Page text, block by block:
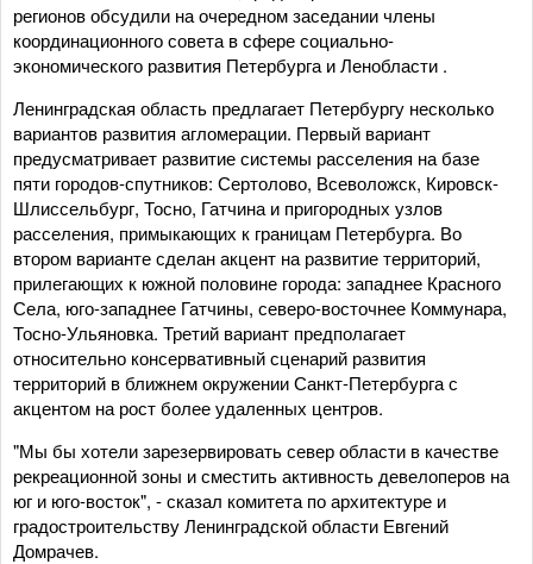
регионов обсудили на очередном заседании члены
координационного совета в сфере социально-
экономического развития Петербурга и Ленобласти .
Ленинградская область предлагает Петербургу несколько
вариантов развития агломерации. Первый вариант
предусматривает развитие системы расселения на базе
пяти городов-спутников: Сертолово, Всеволожск, Кировск-
Шлиссельбург, Тосно, Гатчина и пригородных узлов
расселения, примыкающих к границам Петербурга. Во
втором варианте сделан акцент на развитие территорий,
прилегающих к южной половине города: западнее Красного
Села, юго-западнее Гатчины, северо-восточнее Коммунара,
Тосно-Ульяновка. Третий вариант предполагает
относительно консервативный сценарий развития
территорий в ближнем окружении Санкт-Петербурга с
акцентом на рост более удаленных центров.
"Мы бы хотели зарезервировать север области в качестве
рекреационной зоны и сместить активность девелоперов на
юг и юго-восток", - сказал комитета по архитектуре и
градостроительству Ленинградской области Евгений
Домрачев.